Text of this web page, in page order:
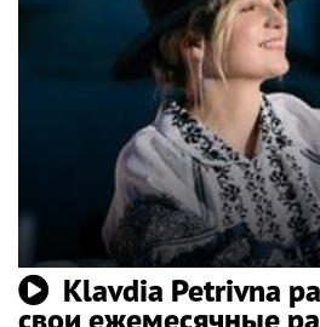
Klavdia Petrivna
свои ежемесячные